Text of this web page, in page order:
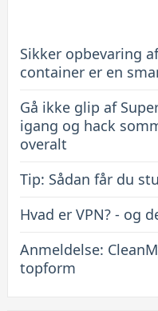
Sikker opbevaring
container er en
Gå ikke glip af
igang og hack
overalt
Tip: Sådan får du
Hvad er VPN? - og
Anmeldelse:
topform